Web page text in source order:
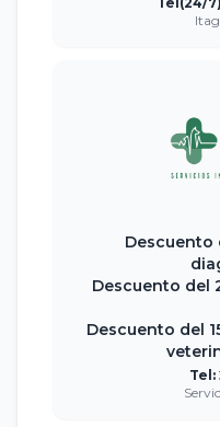
Descuento
Descuento del
Descuento del
Tel: